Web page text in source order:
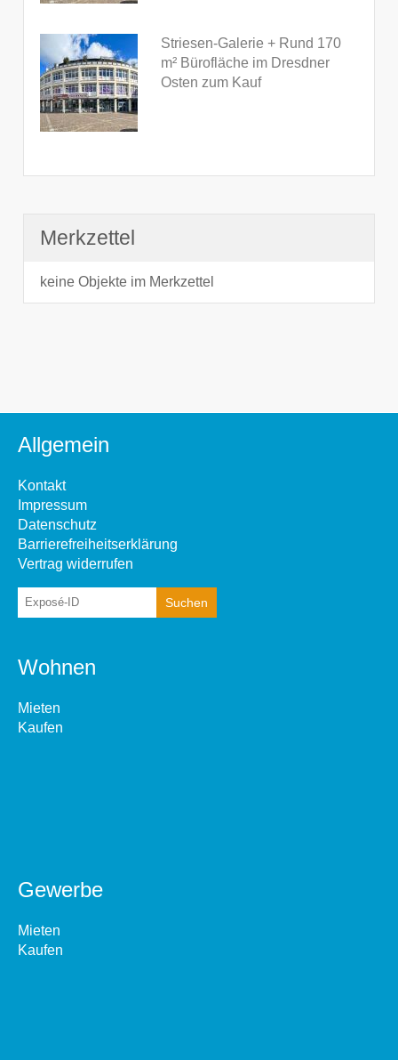
Striesen-Galerie + Rund 170
m² Bürofläche im Dresdner
Osten zum Kauf
Merkzettel
keine Objekte im Merkzettel
Allgemein
Kontakt
Impressum
Datenschutz
Barrierefreiheitserklärung
Vertrag widerrufen
Wohnen
Mieten
Kaufen
Gewerbe
Mieten
Kaufen